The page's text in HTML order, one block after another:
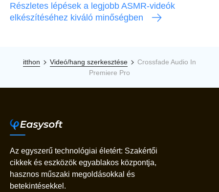
Részletes lépések a legjobb ASMR-videók
elkészítéséhez kiváló minőségben
itthon Videó/hang szerkesztése
Crossfade Audio In
Premiere Pro
Az egyszerű technológiai életért: Szakértői
cikkek és eszközök egyablakos központja,
hasznos műszaki megoldásokkal és
betekintésekkel.